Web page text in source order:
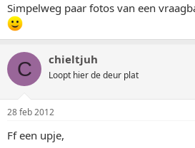
Simpelweg paar fotos van een
C chieltjuh
Loopt hier de deur plat
28 feb 2012
Ff een upje,